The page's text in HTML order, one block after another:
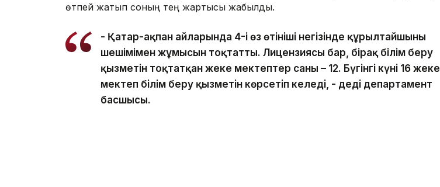
өтпей жатып соның тең жартысы жабылды.
- Қаңтар-ақпан айларында 4-і өз өтініші негізінде құрылтайшының
шешімімен жұмысын тоқтатты. Лицензиясы бар, бірақ білім беру
қызметін тоқтатқан жеке мектептер саны – 12. Бүгінгі күні 16 жеке
мектеп білім беру қызметін көрсетіп келеді, - деді департамент
басшысы.